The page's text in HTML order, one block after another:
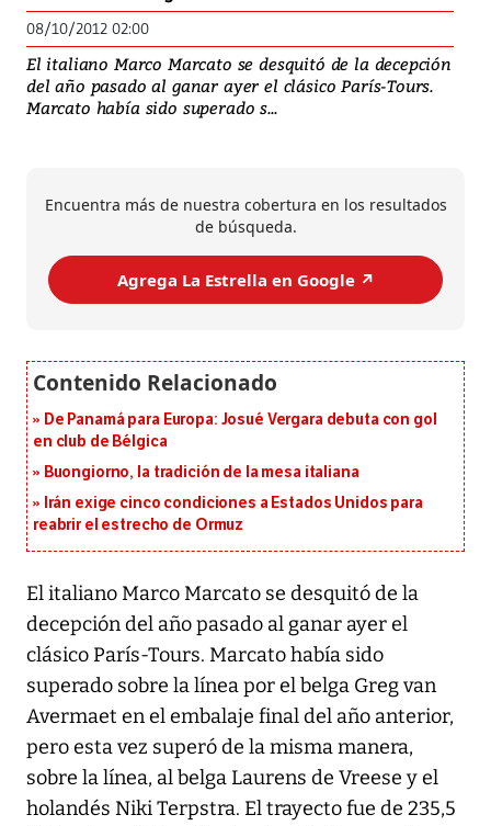
08/10/2012 02:00
El italiano Marco Marcato se desquitó de la decepción
del año pasado al ganar ayer el clásico París-Tours.
Marcato había sido superado s...
Encuentra más de nuestra cobertura en los resultados
de búsqueda.
Agrega La Estrella en Google ↗️
De Panamá para Europa: Josué Vergara debuta con gol
en club de Bélgica
Buongiorno, la tradición de la mesa italiana
Irán exige cinco condiciones a Estados Unidos para
reabrir el estrecho de Ormuz
El italiano Marco Marcato se desquitó de la
decepción del año pasado al ganar ayer el
clásico París-Tours. Marcato había sido
superado sobre la línea por el belga Greg van
Avermaet en el embalaje final del año anterior,
pero esta vez superó de la misma manera,
sobre la línea, al belga Laurens de Vreese y el
holandés Niki Terpstra. El trayecto fue de 235,5